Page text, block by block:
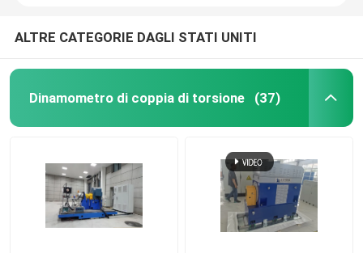
ALTRE CATEGORIE DAGLI STATI UNITI
Dinamometro di coppia di torsione (37)